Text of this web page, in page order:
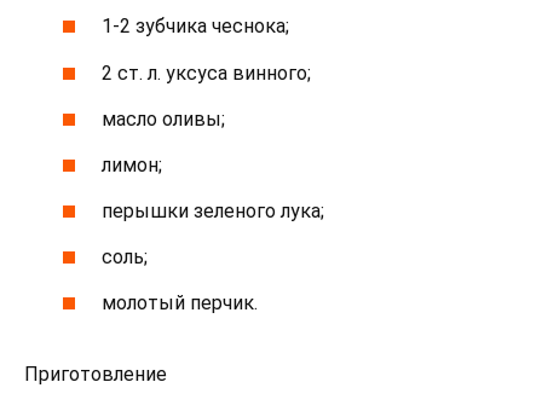
1-2 зубчика чеснока;
2 ст. л. уксуса винного;
масло оливы;
лимон;
перышки зеленого лука;
соль;
молотый перчик.
Приготовление